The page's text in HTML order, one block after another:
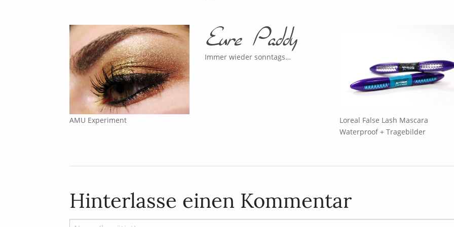
AMU Experiment
Immer wieder sonntags…
Loreal False Lash Mascara
Waterproof + Tragebilder
Hinterlasse einen Kommentar